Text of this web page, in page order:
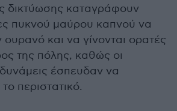
δικτύωσης καταγράφουν
πυκνού μαύρου καπνού να
και να γίνονται ορατές
της πόλης, καθώς οι
έσπευδαν να
περιστατικό.